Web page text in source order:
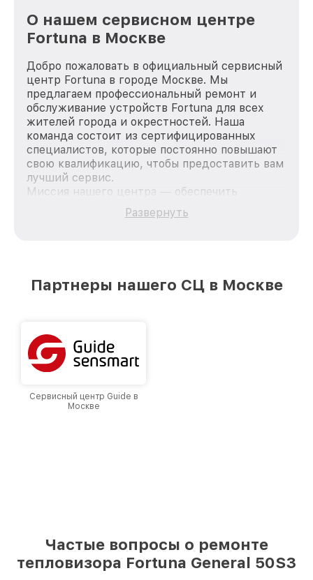
О нашем сервисном центре
Fortuna в Москве
Добро пожаловать в официальный сервисный
центр Fortuna в городе Москве. Мы
предлагаем профессиональный ремонт и
обслуживание устройств Fortuna для всех
жителей города и окрестностей. Наша
команда состоит из сертифицированных
специалистов, которые постоянно повышают
свою квалификацию, чтобы предоставить вам
лучший сервис.
Миссия нашего центра — обеспечить
качественный и доступный ремонт для
каждого пользователя продукции Fortuna, вне
лучшим сервисным центром Fortuna в городе
Развернуть
Партнеры нашего СЦ в Москве
Сервисный центр Guide в
Москве
Частые вопросы о ремонте
тепловизора Fortuna General 50S3